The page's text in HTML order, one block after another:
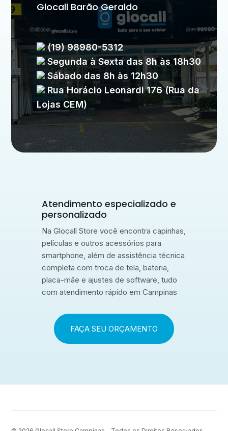
Glocall Barão Geraldo
(19) 98980-5312
Segunda à Sexta das 8h às 18h30
Sábado das 8h às 12h30
Rua Horácio Leonardi 176 (Rua da
Lojas CEM)
Atendimento especializado e
personalizado
Na Glocall Store você encontra capinhas,
películas e outros acessórios para
smartphone, além de assistência técnica
completa com troca de tela, bateria,
placa-mãe e ajustes de software, tudo
com atendimento rápido em Campinas
FAÇA SEU ORÇAMENTO